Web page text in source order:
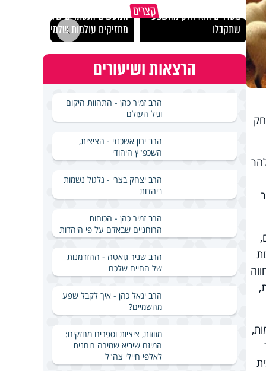
1871. בהגיעו להר
קצריםמסדרים הוא חלק מהשפע
שתקבלו
המעשים הנסתרים שלנו
מחזיקים עולמות שלמים
הרצאות ושיעורים
הרב זמיר כהן - התהוות היקום
וגיל העולם
הרב ירון אשכנזי - הציצית,
השכפ"ץ היהודי
הרב יצחק בצרי - גלגול נשמות
ביהדות
הרב זמיר כהן - הכוחות
הרוחניים שבאדם על פי היהדות
הרב שניר גואטה - ההזדמנות
של החיים שלכם
הרב יגאל כהן - איך לקבל שפע
מהשמיים?
מזוזות, ציציות וספרים מחזקים:
המיזם שיביא שמירה רוחנית
לאלפי חיילי צה"ל